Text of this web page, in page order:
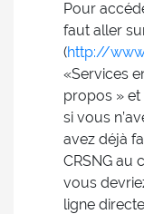
Pour
faut aller
(http://
«Services
propos » et
si vous
avez déjà
CRSNG au
vous
ligne